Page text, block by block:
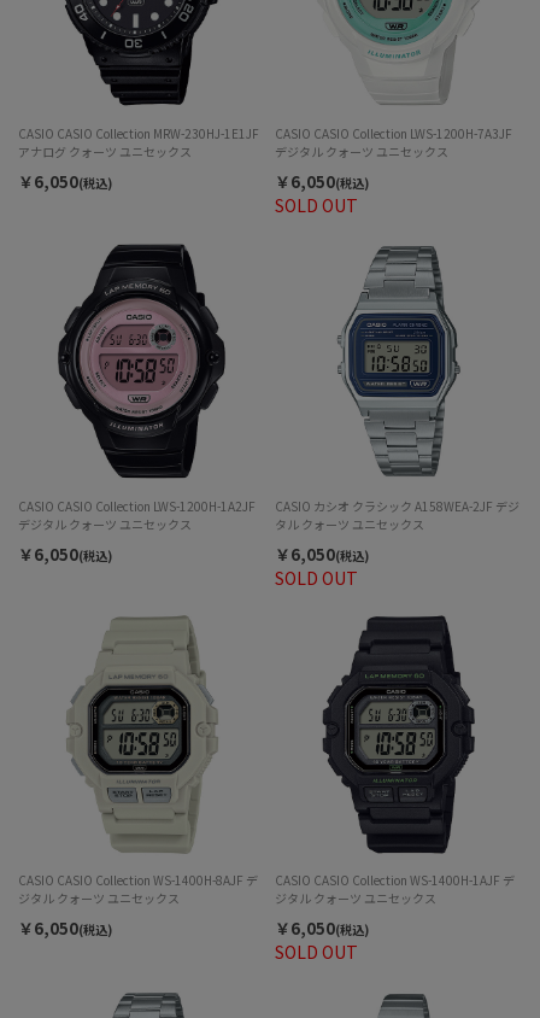
CASIO CASIO Collection MRW-230HJ-1E1JF
アナログ クォーツ ユニセックス
￥6,050(税込)
SOLD OUT
CASIO CASIO Collection LWS-1200H-7A3JF
デジタル クォーツ ユニセックス
￥6,050(税込)
CASIO CASIO Collection LWS-1200H-1A2JF
デジタル クォーツ ユニセックス
￥6,050(税込)
SOLD OUT
CASIO カシオ クラシック A158WEA-2JF デジ
タル クォーツ ユニセックス
￥6,050(税込)
CASIO CASIO Collection WS-1400H-8AJF デ
ジタル クォーツ ユニセックス
￥6,050(税込)
SOLD OUT
CASIO CASIO Collection WS-1400H-1AJF デ
ジタル クォーツ ユニセックス
￥6,050(税込)